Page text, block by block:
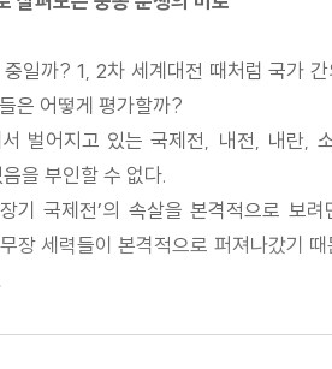
일까? 1, 2차 세계대전 때처럼 국가
은 어떻게 평가할까?
벌어지고 있는 국제전, 내전, 내란,
을 부인할 수 없다.
기 국제전’의 속살을 본격적으로 보
장 세력들이 본격적으로 퍼져나갔기